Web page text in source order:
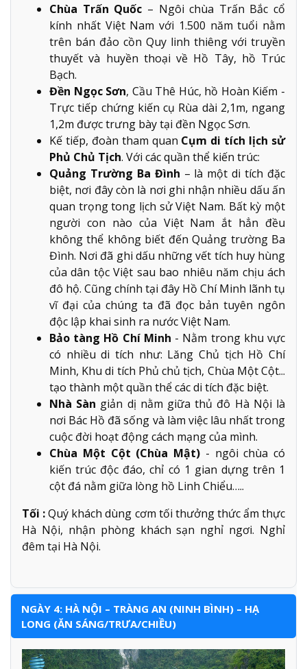
Chùa Trấn Quốc – Ngôi chùa Trấn Bắc cổ
kính nhất Việt Nam với 1.500 năm tuổi nằm
trên bán đảo cồn Quy linh thiêng với truyền
thuyết và huyền thoại về Hồ Tây, hồ Trúc
Bạch.
Đền Ngọc Sơn, Cầu Thê Húc, hồ Hoàn Kiếm -
Trực tiếp chứng kiến cụ Rùa dài 2,1m, ngang
1,2m được trưng bày tại đền Ngọc Sơn.
Kế tiếp, đoàn tham quan Cụm di tích lịch sử
Phủ Chủ Tịch. Với các quần thể kiến trúc:
Quảng Trường Ba Đình – là một di tích đặc
biệt, nơi đây còn là nơi ghi nhận nhiều dấu ấn
quan trọng tong lịch sử Việt Nam. Bất kỳ một
người con nào của Việt Nam ắt hẳn đều
không thể không biết đến Quảng trường Ba
Đình. Nơi đã ghi dấu những vết tích huy hùng
của dân tộc Việt sau bao nhiêu năm chịu ách
đô hộ. Cũng chính tại đây Hồ Chí Minh lãnh tụ
vĩ đại của chúng ta đã đọc bản tuyên ngôn
độc lập khai sinh ra nước Việt Nam.
Bảo tàng Hồ Chí Minh - Nằm trong khu vực
có nhiều di tích như: Lăng Chủ tịch Hồ Chí
Minh, Khu di tích Phủ chủ tịch, Chùa Một Cột...
tạo thành một quần thể các di tích đặc biệt.
Nhà Sàn giản dị nằm giữa thủ đô Hà Nội là
nơi Bác Hồ đã sống và làm việc lâu nhất trong
cuộc đời hoạt động cách mạng của mình.
Chùa Một Cột (Chùa Mật) - ngôi chùa có
kiến trúc độc đáo, chỉ có 1 gian dựng trên 1
cột đá nằm giữa lòng hồ Linh Chiểu…..
Tối :Quý khách dùng cơm tối thưởng thức ẩm thực
Hà Nội, nhận phòng khách sạn nghỉ ngơi. Nghỉ
đêm tại Hà Nội.
NGÀY 4: HÀ NỘI – TRÀNG AN (NINH BÌNH) – HẠ
LONG (ĂN SÁNG/TRƯA/CHIỀU)